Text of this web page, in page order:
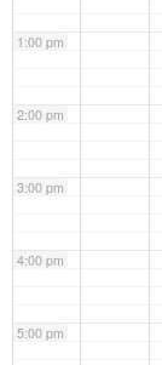
1:00 pm
2:00 pm
3:00 pm
4:00 pm
5:00 pm